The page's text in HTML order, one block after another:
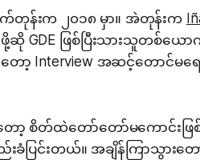
တုန်းက ၂၀၁၈ မှာ။ အဲတုန်းက
ဖို့ဆို GDE ဖြစ်ပြီးသားသူတစ်
တော့ Interview အဆင့်တောင်မ
စိတ်ထဲတော်တော်မကောင်းဖြစ်
ခံပြင်းတယ်။ အချိန်ကြာသွာ